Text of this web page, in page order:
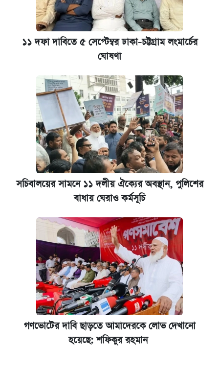
১১ দফা দাবিতে ৫ সেপ্টেম্বর ঢাকা-চট্টগ্রাম লংমার্চের
ঘোষণা
সচিবালয়ের সামনে ১১ দলীয় ঐক্যের অবস্থান, পুলিশের
বাধায় ঘেরাও কর্মসূচি
গণভোটের দাবি ছাড়তে আমাদেরকে লোভ দেখানো
হয়েছে: শফিকুর রহমান